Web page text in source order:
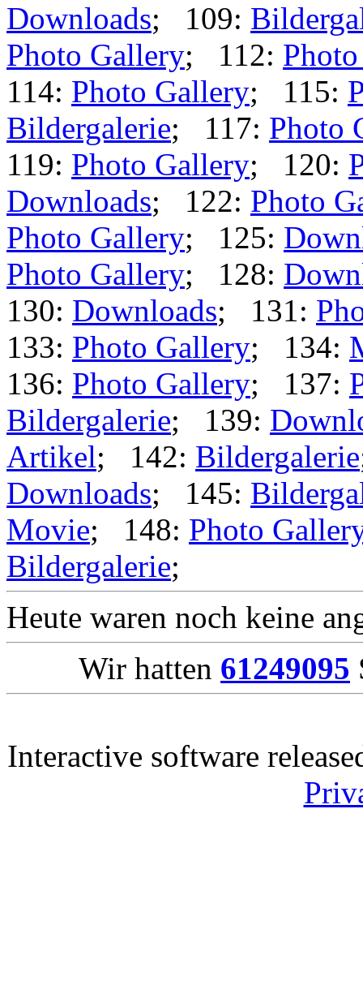
Downloads; 109:
Photo Gallery; 112:
114: Photo Gallery; 115:
Bildergalerie; 117: Photo
119: Photo Gallery; 120:
Downloads; 122: Photo
Photo Gallery; 125:
Photo Gallery; 128:
130: Downloads; 131:
133: Photo Gallery; 134:
136: Photo Gallery; 137:
Bildergalerie; 139:
Artikel; 142: Bildergalerie
Downloads; 145:
Movie; 148: Photo
Bildergalerie;
Heute waren noch keine
Wir hatten 61249095
Interactive software